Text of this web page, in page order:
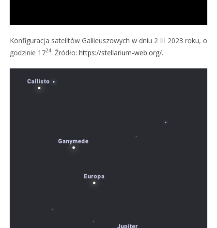
Konfiguracja satelitów Galileuszowych w dniu 2 III 2023 roku, o
godzinie 1724. Źródło: https://stellarium-web.org/.